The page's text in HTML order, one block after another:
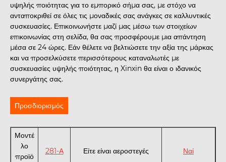
υψηλής ποιότητας για το εμπορικό σήμα σας, με στόχο να
ανταποκριθεί σε όλες τις μοναδικές σας ανάγκες σε καλλυντικές
συσκευασίες. Επικοινωνήστε μαζί μας μέσω των στοιχείων
επικοινωνίας στη σελίδα, θα σας προσφέρουμε μια απάντηση
μέσα σε 24 ώρες. Εάν θέλετε να βελτιώσετε την αξία της μάρκας
και να προσελκύσετε περισσότερους καταναλωτές με
συσκευασίες υψηλής ποιότητας, η Xinxin θα είναι ο ιδανικός
συνεργάτης σας.
Προσδιορισμός
Μοντέ
λο
προϊό
281-Α Είτε είναι αεροστεγές Ναί